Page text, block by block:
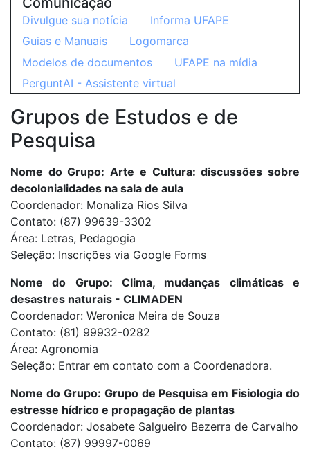
Grupos de Estudos e de
Pesquisa
Nome do Grupo: Arte e Cultura: discussões sobre
decolonialidades na sala de aula
Coordenador: Monaliza Rios Silva
Contato: (87) 99639-3302
Área: Letras, Pedagogia
Seleção: Inscrições via Google Forms
Nome do Grupo: Clima, mudanças climáticas e
desastres naturais - CLIMADEN
Coordenador: Weronica Meira de Souza
Contato: (81) 99932-0282
Área: Agronomia
Seleção: Entrar em contato com a Coordenadora.
Nome do Grupo: Grupo de Pesquisa em Fisiologia do
estresse hídrico e propagação de plantas
Coordenador: Josabete Salgueiro Bezerra de Carvalho
Contato: (87) 99997-0069
Divulgue sua notícia
Informa UFAPE
Guias e Manuais
Logomarca
Modelos de documentos
UFAPE na mídia
PerguntAI - Assistente virtual